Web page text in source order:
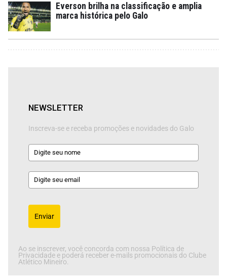
Everson brilha na classificação e amplia
marca histórica pelo Galo
NEWSLETTER
Inscreva-se e receba promoções e novidades do Galo
Enviar
Ao se inscrever, você concorda com nossa Política de
Privacidade e poderá receber e-mails promocionais do Clube
Atlético Mineiro.